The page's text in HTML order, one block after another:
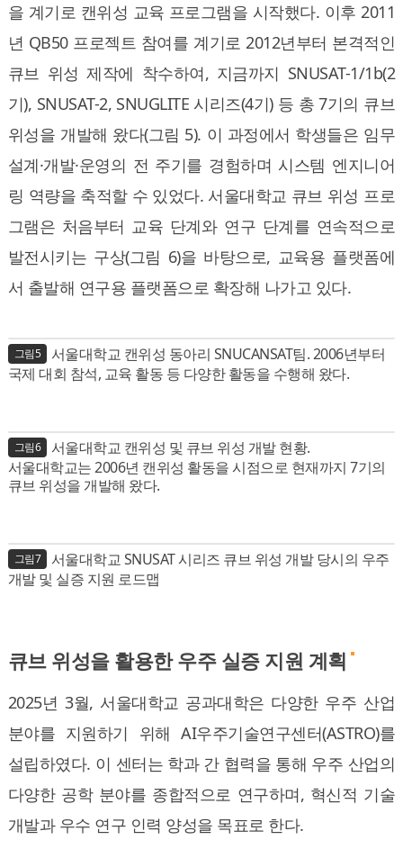
을 계기로 캔위성 교육 프로그램을 시작했다. 이후 2011
년 QB50 프로젝트 참여를 계기로 2012년부터 본격적인
큐브 위성 제작에 착수하여, 지금까지 SNUSAT-1/1b(2
기), SNUSAT-2, SNUGLITE 시리즈(4기) 등 총 7기의 큐브
위성을 개발해 왔다(그림 5). 이 과정에서 학생들은 임무
설계·개발·운영의 전 주기를 경험하며 시스템 엔지니어
링 역량을 축적할 수 있었다. 서울대학교 큐브 위성 프로
그램은 처음부터 교육 단계와 연구 단계를 연속적으로
발전시키는 구상(그림 6)을 바탕으로, 교육용 플랫폼에
서 출발해 연구용 플랫폼으로 확장해 나가고 있다.
그림5
서울대학교 캔위성 동아리 SNUCANSAT팀. 2006년부터
국제 대회 참석, 교육 활동 등 다양한 활동을 수행해 왔다.
그림6
서울대학교 캔위성 및 큐브 위성 개발 현황.
서울대학교는 2006년 캔위성 활동을 시점으로 현재까지 7기의
큐브 위성을 개발해 왔다.
그림7
서울대학교 SNUSAT 시리즈 큐브 위성 개발 당시의 우주
개발 및 실증 지원 로드맵
큐브 위성을 활용한 우주 실증 지원 계획
2025년 3월, 서울대학교 공과대학은 다양한 우주 산업
분야를 지원하기 위해 AI우주기술연구센터(ASTRO)를
설립하였다. 이 센터는 학과 간 협력을 통해 우주 산업의
다양한 공학 분야를 종합적으로 연구하며, 혁신적 기술
개발과 우수 연구 인력 양성을 목표로 한다.